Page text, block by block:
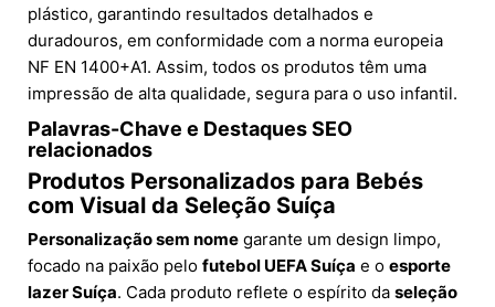
plástico, garantindo resultados detalhados e
duradouros, em conformidade com a norma europeia
NF EN 1400+A1. Assim, todos os produtos têm uma
impressão de alta qualidade, segura para o uso infantil.
Palavras-Chave e Destaques SEO
relacionados
Produtos Personalizados para Bebés
com Visual da Seleção Suíça
Personalização sem nome garante um design limpo,
focado na paixão pelo futebol UEFA Suíça e o esporte
lazer Suíça. Cada produto reflete o espírito da seleção